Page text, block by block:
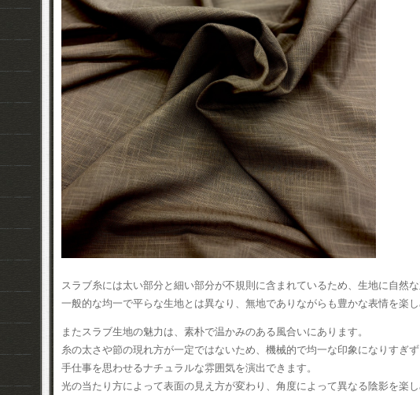
スラブ糸には太い部分と細い部分が不規則に含まれているため、生地に自然
一般的な均一で平らな生地とは異なり、無地でありながらも豊かな表情を楽
またスラブ生地の魅力は、素朴で温かみのある風合いにあります。
糸の太さや節の現れ方が一定ではないため、機械的で均一な印象になりすぎ
手仕事を思わせるナチュラルな雰囲気を演出できます。
光の当たり方によって表面の見え方が変わり、角度によって異なる陰影を楽